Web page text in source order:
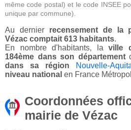
même code postal) et le code INSEE
unique par commune).
Au dernier recensement de la
Vézac comptait 613 habitants.
En nombre d'habitants, la ville
184ème dans son département
dans sa région
Nouvelle-
niveau national en France
Coordonnées
mairie de Vézac